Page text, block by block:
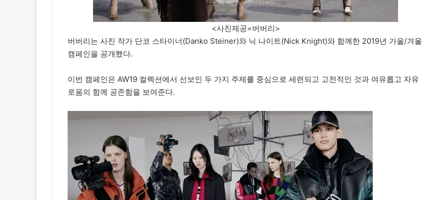
<사진제공=버버리>
버버리는 사진 작가 단코 스타이너(Danko Steiner)와 닉 나이트(Nick Knight)와 함께한 2019년 가을/겨울
캠페인을 공개했다.
이번 캠페인은 AW19 컬렉션에서 선보인 두 가지 주제를 중심으로 세련되고 고전적인 것과 여유롭고 자유
로움의 함께 공존함을 보여준다.